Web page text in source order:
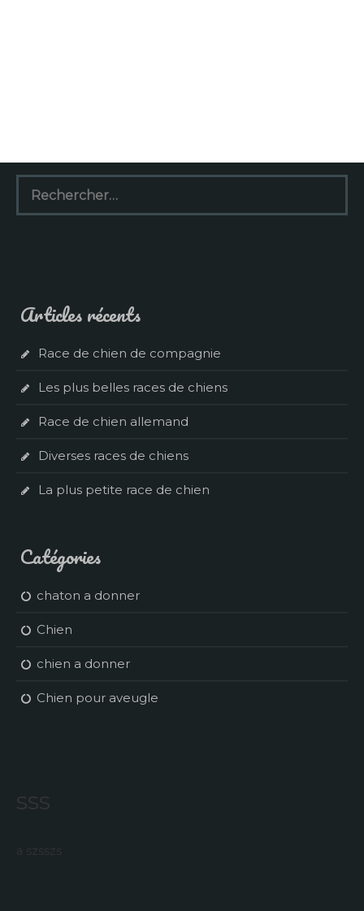
Rechercher :
Articles récents
Race de chien de compagnie
Les plus belles races de chiens
Race de chien allemand
Diverses races de chiens
La plus petite race de chien
Catégories
chaton a donner
Chien
chien a donner
Chien pour aveugle
sss
a szsszs